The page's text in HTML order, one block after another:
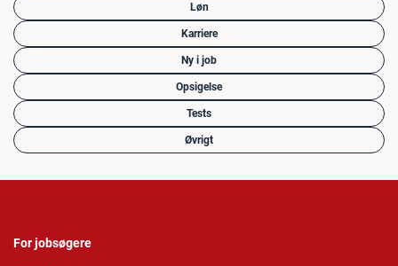
Løn
Karriere
Ny i job
Opsigelse
Tests
Øvrigt
For jobsøgere